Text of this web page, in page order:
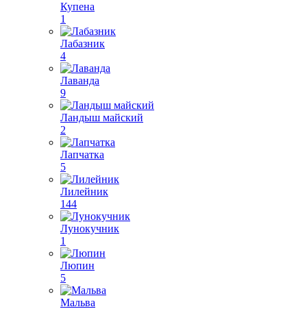
Купена
1
Лабазник
4
Лаванда
9
Ландыш майский
2
Лапчатка
5
Лилейник
144
Лунокучник
1
Люпин
5
Мальва